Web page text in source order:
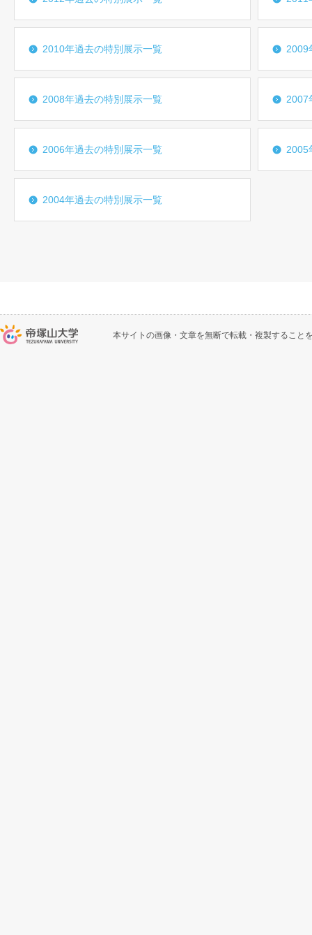
2010年過去の特別展示一覧 2009
2008年過去の特別展示一覧 2007
2006年過去の特別展示一覧 2005
2004年過去の特別展示一覧
本サイトの画像・文章を無断で転載・複製すること